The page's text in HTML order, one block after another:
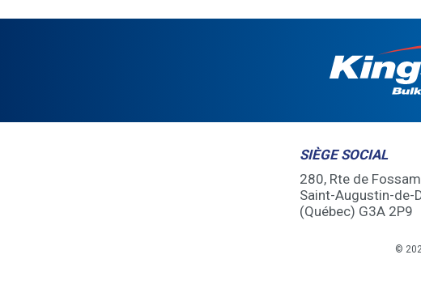
SIÈGE SOCIAL
280, Rte de
Saint-Augustin-de-
(Québec) G3A 2P9
©